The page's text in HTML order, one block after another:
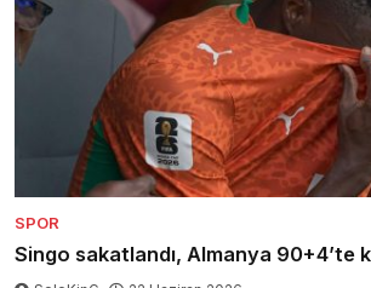
SPOR
Singo sakatlandı, Almanya 90+4’te